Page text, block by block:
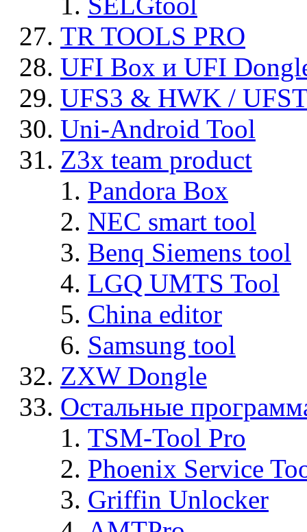
TR TOOLS PRO
UFI Box и UFI
UFS3 & HWK /
Uni-Android Tool
Z3x team product
Pandora Box
NEC smart tool
Benq Siemens tool
LGQ UMTS Tool
China editor
Samsung tool
ZXW Dongle
Остальные
TSM-Tool Pro
Phoenix Service
Griffin Unlocker